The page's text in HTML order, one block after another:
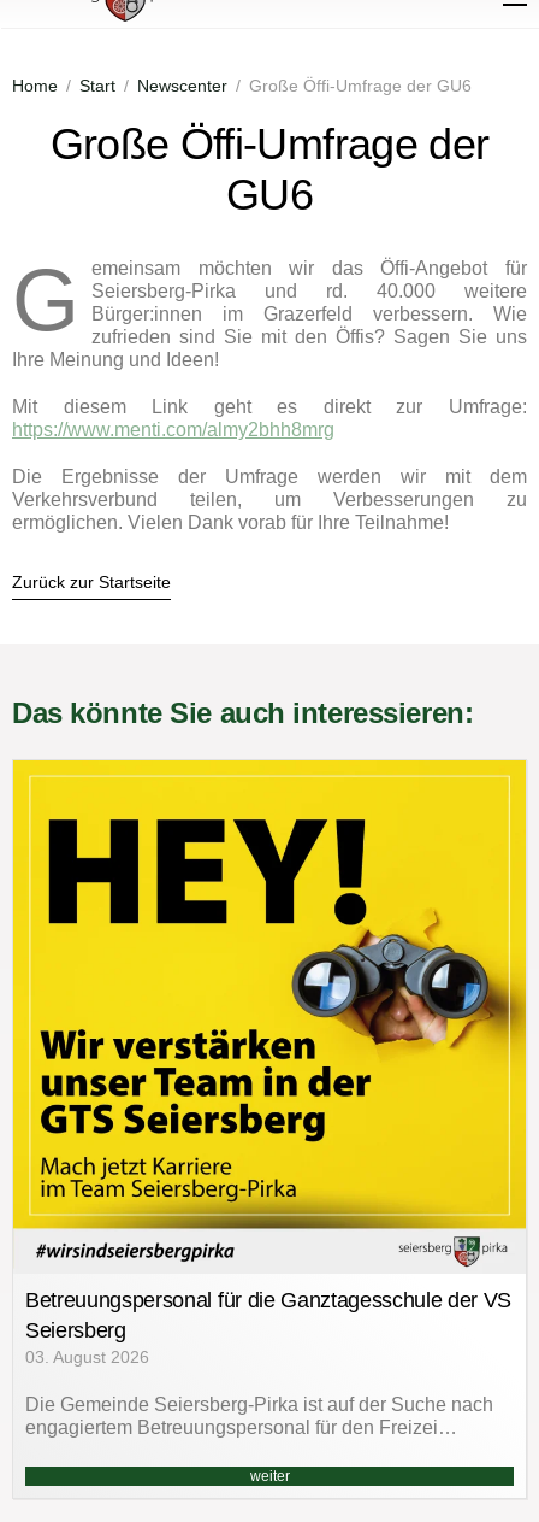
Home Start Newscenter Große Öffi-Umfrage der GU6
Große Öffi-Umfrage der
GU6
G
emeinsam möchten wir das Öffi-Angebot für
Seiersberg-Pirka und rd. 40.000 weitere
Bürger:innen im Grazerfeld verbessern. Wie
zufrieden sind Sie mit den Öffis? Sagen Sie uns
Ihre Meinung und Ideen!
Mit diesem Link geht es direkt zur Umfrage:
https://www.menti.com/almy2bhh8mrg
Die Ergebnisse der Umfrage werden wir mit dem
Verkehrsverbund teilen, um Verbesserungen zu
ermöglichen. Vielen Dank vorab für Ihre Teilnahme!
Zurück zur Startseite
Das könnte Sie auch interessieren:
Betreuungspersonal für die Ganztagesschule der VS
Seiersberg
03. August 2026
Die Gemeinde Seiersberg-Pirka ist auf der Suche nach
engagiertem Betreuungspersonal für den Freizei…
weiter